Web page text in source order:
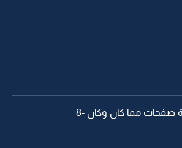
صفحات مما كان وكان -7